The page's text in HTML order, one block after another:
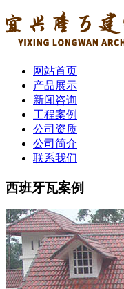
网站首页
产品展示
新闻咨询
工程案例
公司资质
公司简介
联系我们
西班牙瓦案例